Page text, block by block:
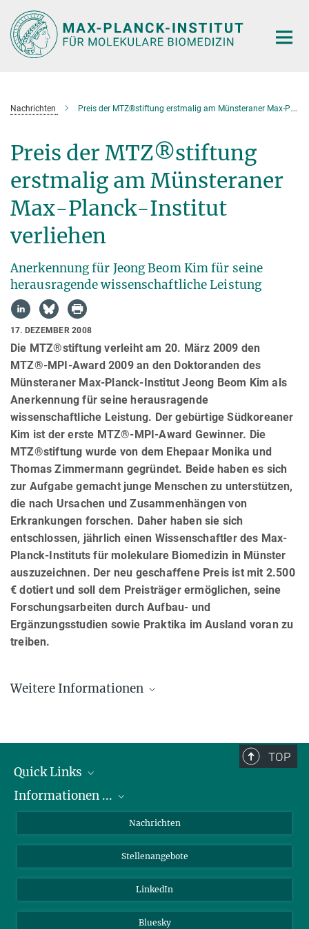
Hauptinhalt
Nachrichten Preis der MTZ®stiftung erstmalig am Münsteraner Max-Planck-Institut verliehen
Preis der MTZ®stiftung
erstmalig am Münsteraner
Max-Planck-Institut
verliehen
Anerkennung für Jeong Beom Kim für seine
herausragende wissenschaftliche Leistung
17. DEZEMBER 2008
Die MTZ®stiftung verleiht am 20. März 2009 den
MTZ®-MPI-Award 2009 an den Doktoranden des
Münsteraner Max-Planck-Institut Jeong Beom Kim als
Anerkennung für seine herausragende
wissenschaftliche Leistung. Der gebürtige Südkoreaner
Kim ist der erste MTZ®-MPI-Award Gewinner. Die
MTZ®stiftung wurde von dem Ehepaar Monika und
Thomas Zimmermann gegründet. Beide haben es sich
zur Aufgabe gemacht junge Menschen zu unterstützen,
die nach Ursachen und Zusammenhängen von
Erkrankungen forschen. Daher haben sie sich
entschlossen, jährlich einen Wissenschaftler des Max-
Planck-Instituts für molekulare Biomedizin in Münster
auszuzeichnen. Der neu geschaffene Preis ist mit 2.500
€ dotiert und soll dem Preisträger ermöglichen, seine
Forschungsarbeiten durch Aufbau- und
Ergänzungsstudien sowie Praktika im Ausland voran zu
treiben.
Weitere Informationen
TOP
Quick Links
Abteilungen
Verwaltung
Anfahrt
Informationen ...
zum PhD Programm
zu Praktika
für Patienten
Nachrichten
Stellenangebote
LinkedIn
Bluesky